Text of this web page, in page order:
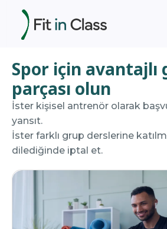
Spor için avantajlı
parçası olun
İster kişisel antrenör olarak
yansıt.
İster farklı grup derslerine
dilediğinde iptal et.
Grup
Dersleri
Eğitmenlerimiz
Giriş
Yap
Kayıt
Antrenörlük
Yap